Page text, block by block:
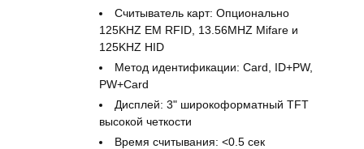
Считыватель карт: Опционально
125KHZ EM RFID, 13.56MHZ Mifare и
125KHZ HID
Метод идентификации: Card, ID+PW,
PW+Card
Дисплей: 3" широкоформатный TFT
высокой четкости
Время считывания: <0.5 сек